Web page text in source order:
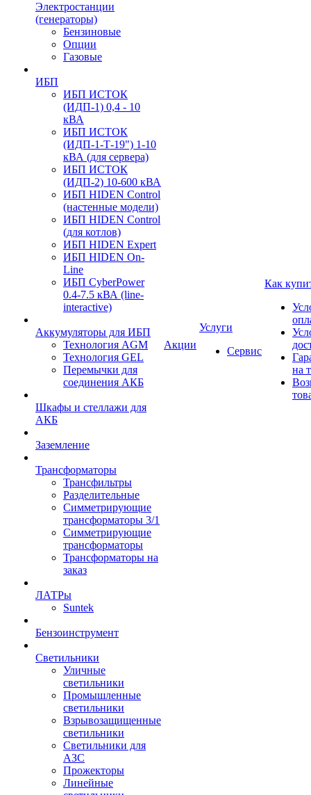
Электростанции
(генераторы)
Бензиновые
Опции
Газовые
ИБП
ИБП ИСТОК
(ИДП-1) 0,4 - 10
кВА
ИБП ИСТОК
(ИДП-1-Т-19") 1-10
кВА (для сервера)
ИБП ИСТОК
(ИДП-2) 10-600 кВА
ИБП HIDEN Control
(настенные модели)
ИБП HIDEN Control
(для котлов)
ИБП HIDEN Expert
ИБП HIDEN On-
Line
ИБП CyberPower
0.4-7.5 кВА (line-
interactive)
Аккумуляторы для ИБП
Технология AGM
Технология GEL
Перемычки для
соединения АКБ
Шкафы и стеллажи для
АКБ
Заземление
Трансформаторы
Трансфильтры
Разделительные
Симметрирующие
трансформаторы 3/1
Симметрирующие
трансформаторы
Трансформаторы на
заказ
ЛАТРы
Suntek
Бензоинструмент
Светильники
Уличные
светильники
Промышленные
светильники
Взрывозащищенные
светильники
Светильники для
АЗС
Прожекторы
Линейные
Акции
Услуги
Сервис
Как
на